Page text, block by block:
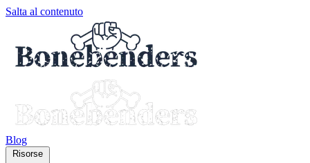
Salta al contenuto
Blog